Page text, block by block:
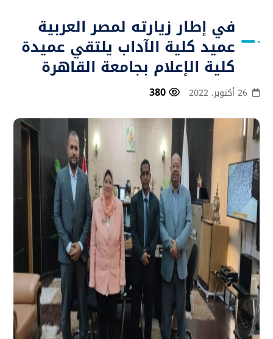
في إطار زيارته لمصر العربية
عميد كلية الآداب يلتقي عميدة
كلية الإعلام بجامعة القاهرة
26 أكتوبر، 2022 380